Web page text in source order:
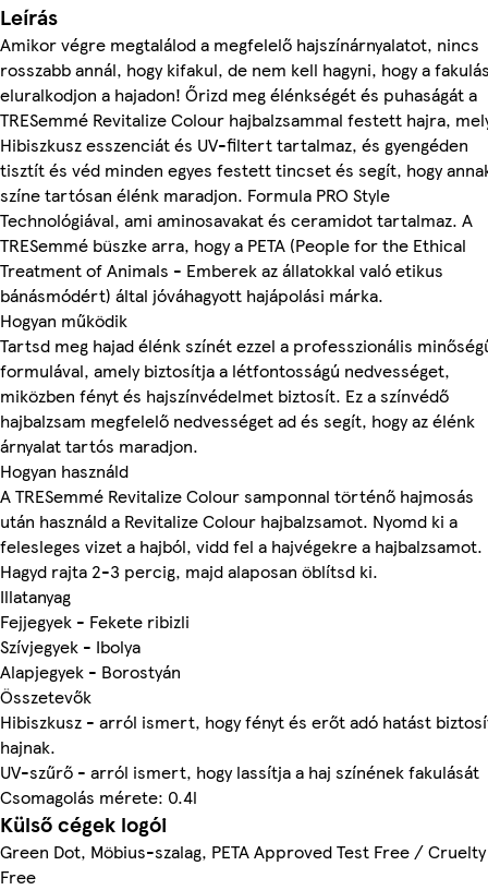
Leírás
Amikor végre megtalálod a megfelelő hajszínárnyalatot, nincs
rosszabb annál, hogy kifakul, de nem kell hagyni, hogy a
eluralkodjon a hajadon! Őrizd meg élénkségét és puhaságát a
TRESemmé Revitalize Colour hajbalzsammal festett hajra,
Hibiszkusz esszenciát és UV-filtert tartalmaz, és gyengéden
tisztít és véd minden egyes festett tincset és segít, hogy
színe tartósan élénk maradjon. Formula PRO Style
Technológiával, ami aminosavakat és ceramidot tartalmaz. A
TRESemmé büszke arra, hogy a PETA (People for the Ethical
Treatment of Animals - Emberek az állatokkal való etikus
bánásmódért) által jóváhagyott hajápolási márka.
Hogyan működik
Tartsd meg hajad élénk színét ezzel a professzionális
formulával, amely biztosítja a létfontosságú nedvességet,
miközben fényt és hajszínvédelmet biztosít. Ez a színvédő
hajbalzsam megfelelő nedvességet ad és segít, hogy az élénk
árnyalat tartós maradjon.
Hogyan használd
A TRESemmé Revitalize Colour samponnal történő hajmosás
után használd a Revitalize Colour hajbalzsamot. Nyomd ki a
felesleges vizet a hajból, vidd fel a hajvégekre a hajbalzsamot.
Hagyd rajta 2-3 percig, majd alaposan öblítsd ki.
Illatanyag
Fejjegyek - Fekete ribizli
Szívjegyek - Ibolya
Alapjegyek - Borostyán
Összetevők
Hibiszkusz - arról ismert, hogy fényt és erőt adó hatást
hajnak.
UV-szűrő - arról ismert, hogy lassítja a haj színének fakulását
Csomagolás mérete: 0.4l
Külső cégek logói
Green Dot, Möbius-szalag, PETA Approved Test Free / Cruelty
Free